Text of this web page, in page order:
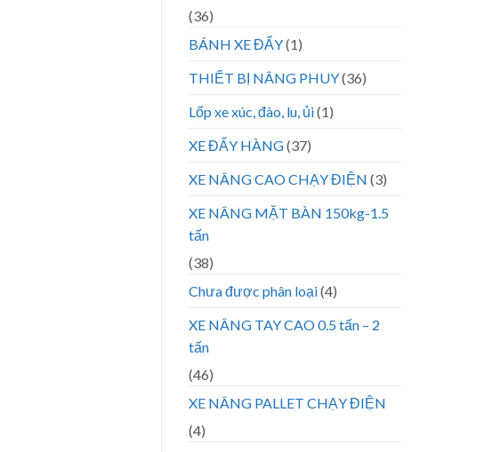
(36)
BÁNH XE ĐẨY(1)
THIẾT BỊ NÂNG PHUY(36)
Lốp xe xúc, đào, lu, ủi(1)
XE ĐẨY HÀNG(37)
XE NÂNG CAO CHẠY ĐIỆN (3)
XE NÂNG MẶT BÀN 150kg-1.5
tấn
(38)
Chưa được phân loại(4)
XE NÂNG TAY CAO 0.5 tấn – 2
tấn
(46)
XE NÂNG PALLET CHẠY ĐIỆN
(4)